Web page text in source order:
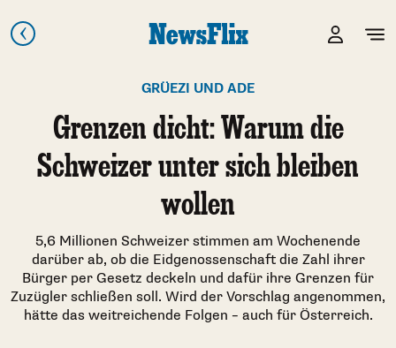
GRÜEZI UND ADE
Grenzen dicht: Warum die
Schweizer unter sich bleiben
wollen
5,6 Millionen Schweizer stimmen am Wochenende
darüber ab, ob die Eidgenossenschaft die Zahl ihrer
Bürger per Gesetz deckeln und dafür ihre Grenzen für
Zuzügler schließen soll. Wird der Vorschlag angenommen,
hätte das weitreichende Folgen – auch für Österreich.